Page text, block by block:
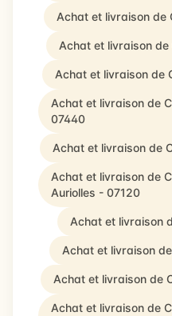
Achat et livraison de
Achat et livraison de
Achat et livraison de
Achat et livraison de
07440
Achat et livraison de
Achat et livraison de
Auriolles - 07120
Achat et livraison
Achat et livraison
Achat et livraison de
Achat et livraison de